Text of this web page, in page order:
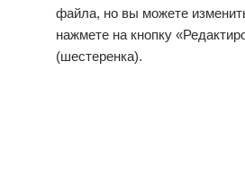
файла, но вы можете
нажмете на кнопку
(шестеренка).